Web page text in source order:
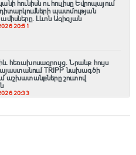
հունիսն ու հուլիսը Եվրոպայում
պատմության
Լևոն Ազիզյան
20:51
հեռախոսազրույց. Նրանք հույս
TRIPP նախագծի
աշխատանքները շուտով
20:33